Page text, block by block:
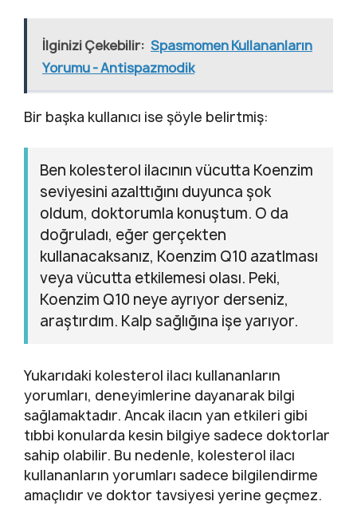
İlginizi Çekebilir: Spasmomen Kullananların
Yorumu - Antispazmodik
Bir başka kullanıcı ise şöyle belirtmiş:
Ben kolesterol ilacının vücutta Koenzim
seviyesini azalttığını duyunca şok
oldum, doktorumla konuştum. O da
doğruladı, eğer gerçekten
kullanacaksanız, Koenzim Q10 azatlması
veya vücutta etkilemesi olası. Peki,
Koenzim Q10 neye ayrıyor derseniz,
araştırdım. Kalp sağlığına işe yarıyor.
Yukarıdaki kolesterol ilacı kullananların
yorumları, deneyimlerine dayanarak bilgi
sağlamaktadır. Ancak ilacın yan etkileri gibi
tıbbi konularda kesin bilgiye sadece doktorlar
sahip olabilir. Bu nedenle, kolesterol ilacı
kullananların yorumları sadece bilgilendirme
amaçlıdır ve doktor tavsiyesi yerine geçmez.